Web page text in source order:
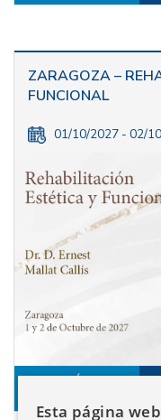
ZARAGOZA –
FUNCIONAL
01/10/2027 - 02/
MÁS
Esta página